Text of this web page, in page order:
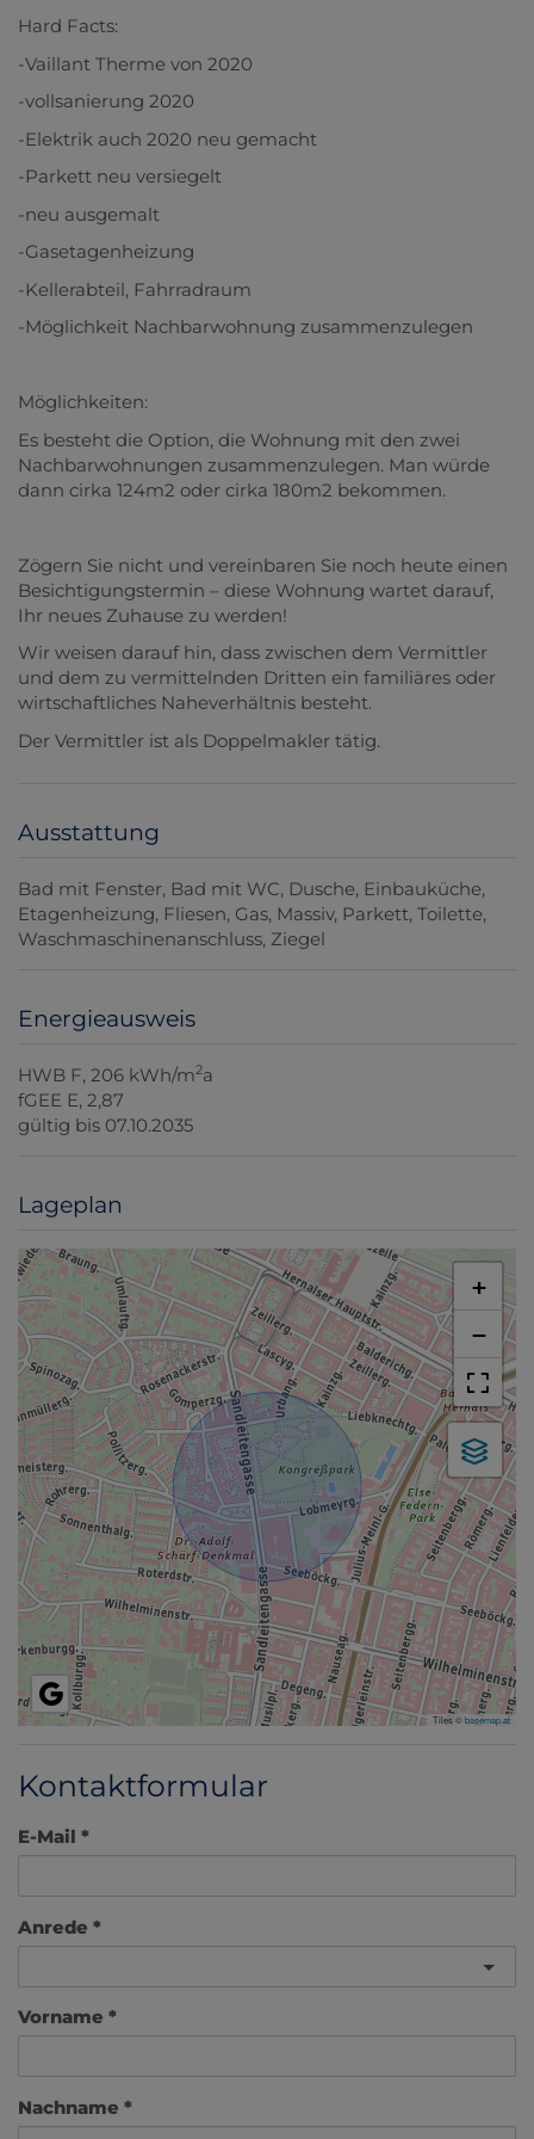
Hard Facts:
-Vaillant Therme von 2020
-vollsanierung 2020
-Elektrik auch 2020 neu gemacht
-Parkett neu versiegelt
-neu ausgemalt
-Gasetagenheizung
-Kellerabteil, Fahrradraum
-Möglichkeit Nachbarwohnung zusammenzulegen
Möglichkeiten:
Es besteht die Option, die Wohnung mit den zwei
Nachbarwohnungen zusammenzulegen. Man würde
dann cirka 124m2 oder cirka 180m2 bekommen.
Zögern Sie nicht und vereinbaren Sie noch heute einen
Besichtigungstermin – diese Wohnung wartet darauf,
Ihr neues Zuhause zu werden!
Wir weisen darauf hin, dass zwischen dem Vermittler
und dem zu vermittelnden Dritten ein familiäres oder
wirtschaftliches Naheverhältnis besteht.
Der Vermittler ist als Doppelmakler tätig.
Ausstattung
Bad mit Fenster Bad mit WC Dusche Einbauküche
Etagenheizung Fliesen Gas Massiv Parkett Toilette
Waschmaschinenanschluss Ziegel
Energieausweis
HWB F, 206 kWh/m2a
fGEE E, 2,87
gültig bis 07.10.2035
Lageplan
+
−
Tiles ©basemap.at
Kontaktformular
E-Mail
Anrede
Vorname
Nachname